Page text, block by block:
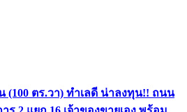
(100 ตร.วา) ทำเลดี น่าลงทุน!! ถนน